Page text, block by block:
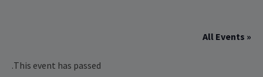
« All Events
This event has passed.